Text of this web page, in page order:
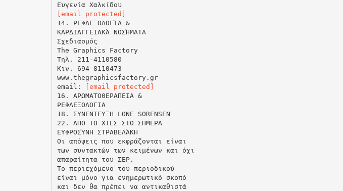
Ευγενία Χαλκίδου
[email protected]
14. ΡΕΦΛΕΞΟΛΟΓΊΑ &
ΚΑΡΔΙΑΓΓΕΙΑΚΆ ΝΟΣΉΜΑΤΑ
Σχεδιασμός
The Graphics Factory
Τηλ. 211-4110580
Κιν. 694-8110473
www.thegraphicsfactory.gr
email:
[email protected]
16. ΑΡΩΜΑΤΟΘΕΡΑΠΕΙΑ &
ΡΕΦΛΕΞΟΛΟΓΙΑ
18. ΣΥΝΕΝΤΕΥΞΗ LONE SORENSEN
22. ΑΠΟ ΤΟ ΧΤΕΣ ΣΤΟ ΣΗΜΕΡΑ
ΕΥΦΡΟΣΎΝΗ ΣΤΡΑΒΕΛΆΚΗ
Οι απόψεις που εκφράζονται είναι
των συντακτών των κειμένων και όχι
απαραίτητα του ΣΕΡ.
Το περιεχόμενο του περιοδικού
είναι μόνο για ενημερωτικό σκοπό
και δεν θα πρέπει να αντικαθιστά